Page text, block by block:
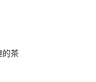
的茶